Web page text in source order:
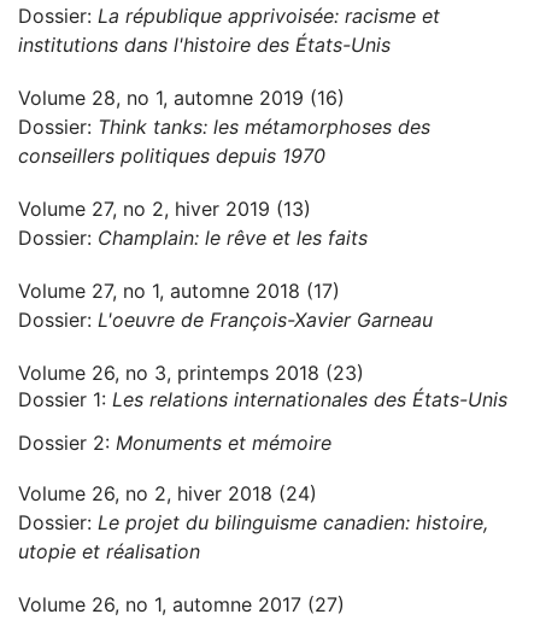
Dossier: La république apprivoisée: racisme et
institutions dans l'histoire des États-Unis
Volume 28, no 1, automne 2019 (16)
Dossier: Think tanks: les métamorphoses des
conseillers politiques depuis 1970
Volume 27, no 2, hiver 2019 (13)
Dossier: Champlain: le rêve et les faits
Volume 27, no 1, automne 2018 (17)
Dossier: L'oeuvre de François-Xavier Garneau
Volume 26, no 3, printemps 2018 (23)
Dossier 1: Les relations internationales des États-Unis
Dossier 2: Monuments et mémoire
Volume 26, no 2, hiver 2018 (24)
Dossier: Le projet du bilinguisme canadien: histoire,
utopie et réalisation
Volume 26, no 1, automne 2017 (27)